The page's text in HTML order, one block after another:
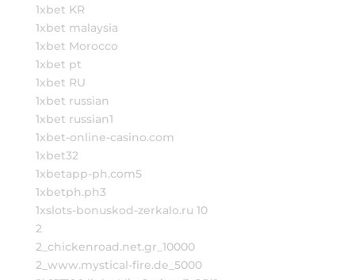
1xbet KR
1xbet malaysia
1xbet Morocco
1xbet pt
1xbet RU
1xbet russian
1xbet russian1
1xbet-online-casino.com
1xbet32
1xbetapp-ph.com5
1xbetph.ph3
1xslots-bonuskod-zerkalo.ru 10
2
2_chickenroad.net.gr_10000
2_www.mystical-fire.de_5000